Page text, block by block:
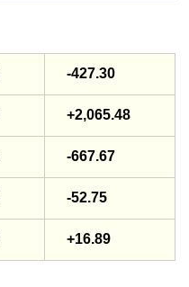
-427.30
+2,065.48
-667.67
-52.75
+16.89